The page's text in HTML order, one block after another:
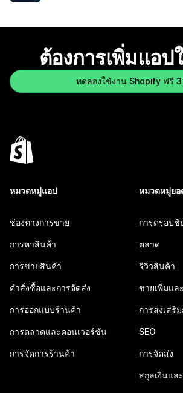
ต้องการเพิ่มแอป
ทดลองใช้งาน Shopify ฟรี
หมวดหมู่แอป
ช่องทางการขาย
การหาสินค้า
การขายสินค้า
คำสั่งซื้อและการจัดส่ง
การออกแบบร้านค้า
การตลาดและคอนเวอร์ชัน
การจัดการร้านค้า
หมวดหมู่ย
การดรอปชิ
ตลาด
รีวิวสินค้า
ขายเพิ่มแล
การส่งเสริ
SEO
การจัดส่ง
สกุลเงินแล